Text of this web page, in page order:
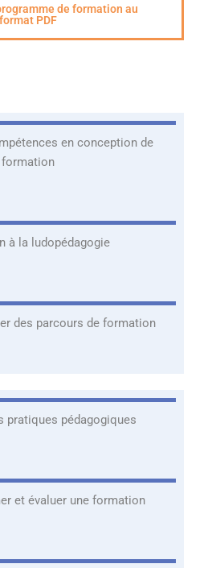
de formation au
format PDF
en conception de
formation
à la ludopédagogie
des parcours de formation
pratiques pédagogiques
et évaluer une formation